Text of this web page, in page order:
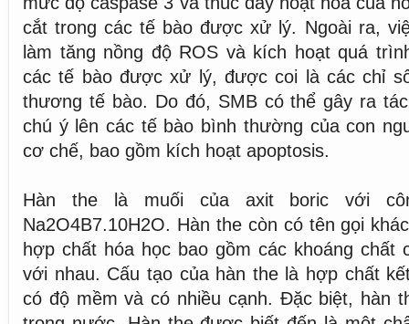
cắt trong các tế bào được xử lý. Ngoài ra,
làm tăng nồng độ ROS và kích hoạt quá
các tế bào được xử lý, được coi là các chỉ
thương tế bào. Do đó, SMB có thể gây ra
chú ý lên các tế bào bình thường của con
cơ chế, bao gồm kích hoạt apoptosis.
Hàn the là muối của axit boric với
Na2O4B7.10H2O. Hàn the còn có tên gọi
hợp chất hóa học bao gồm các khoáng chất
với nhau. Cấu tạo của hàn the là hợp chất
có độ mềm và có nhiều cạnh. Đặc biệt, hàn